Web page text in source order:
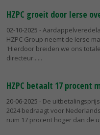
HZPC groeit door Ierse
02-10-2025 -
HZPC Group neemt de Ierse
'Hierdoor breiden we ons
directeur...
HZPC betaalt 17 procent
20-06-2025 - De
2024 bedraagt voor
ruim 17 procent hoger dan de